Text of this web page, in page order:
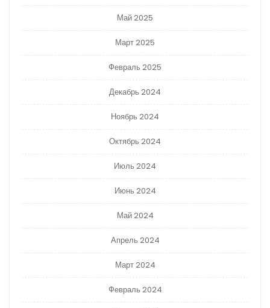
Май 2025
Март 2025
Февраль 2025
Декабрь 2024
Ноябрь 2024
Октябрь 2024
Июль 2024
Июнь 2024
Май 2024
Апрель 2024
Март 2024
Февраль 2024